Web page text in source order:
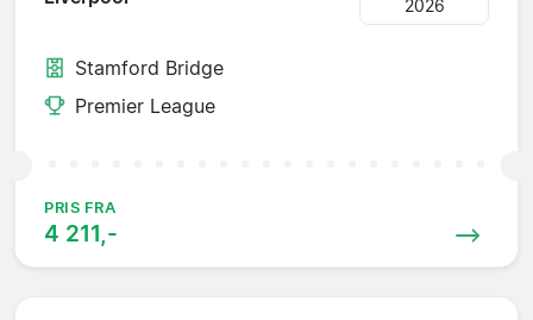
2026
Stamford Bridge
Premier League
PRIS FRA
4 211,-